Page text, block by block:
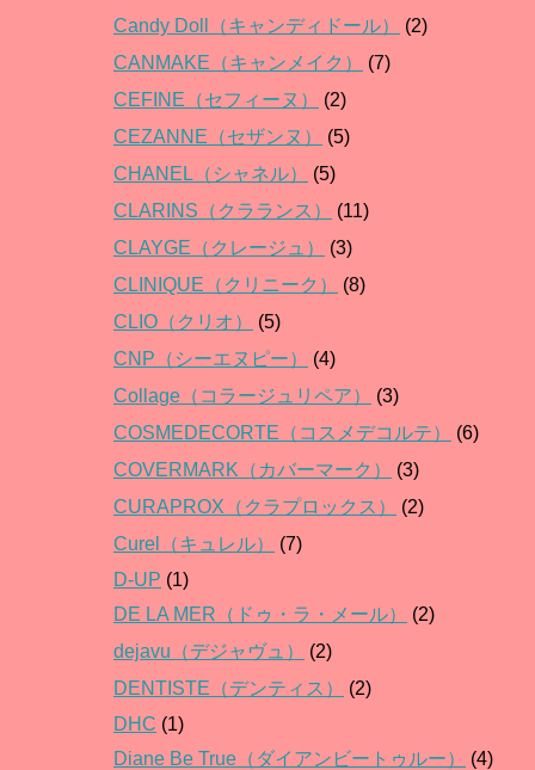
Candy Doll（キャンディドール）
(2)
CANMAKE（キャンメイク）
(7)
CEFINE（セフィーヌ）
(2)
CEZANNE（セザンヌ）
(5)
CHANEL（シャネル）
(5)
CLARINS（クラランス）
(11)
CLAYGE（クレージュ）
(3)
CLINIQUE（クリニーク）
(8)
CLIO（クリオ）
(5)
CNP（シーエヌピー）
(4)
Collage（コラージュリペア）
(3)
COSMEDECORTE（コスメデコルテ）
(6)
COVERMARK（カバーマーク）
(3)
CURAPROX（クラプロックス）
(2)
Curel（キュレル）
(7)
D-UP (1)
DE LA MER（ドゥ・ラ・メール）
(2)
dejavu（デジャヴュ）
(2)
DENTISTE（デンティス）
(2)
DHC (1)
Diane Be True（ダイアンビートゥルー）
(4)